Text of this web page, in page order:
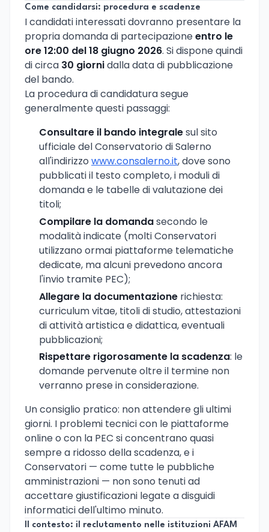
Come candidarsi: procedura e scadenze
I candidati interessati dovranno presentare la
propria domanda di partecipazioneentro le
ore 12:00 del 18 giugno 2026. Si dispone quindi
di circa 30 giornidalla data di pubblicazione
del bando.
La procedura di candidatura segue
generalmente questi passaggi:
Consultare il bando integralesul sito
ufficiale del Conservatorio di Salerno
all'indirizzo www.consalerno.it, dove sono
pubblicati il testo completo, i moduli di
domanda e le tabelle di valutazione dei
titoli;
Compilare la domandasecondo le
modalità indicate (molti Conservatori
utilizzano ormai piattaforme telematiche
dedicate, ma alcuni prevedono ancora
l'invio tramite PEC);
Allegare la documentazione richiesta:
curriculum vitae, titoli di studio, attestazioni
di attività artistica e didattica, eventuali
pubblicazioni;
Rispettare rigorosamente la scadenza: le
domande pervenute oltre il termine non
verranno prese in considerazione.
Un consiglio pratico: non attendere gli ultimi
giorni. I problemi tecnici con le piattaforme
online o con la PEC si concentrano quasi
sempre a ridosso della scadenza, e i
Conservatori — come tutte le pubbliche
amministrazioni — non sono tenuti ad
accettare giustificazioni legate a disguidi
informatici dell'ultimo minuto.
Il contesto: il reclutamento nelle istituzioni AFAM